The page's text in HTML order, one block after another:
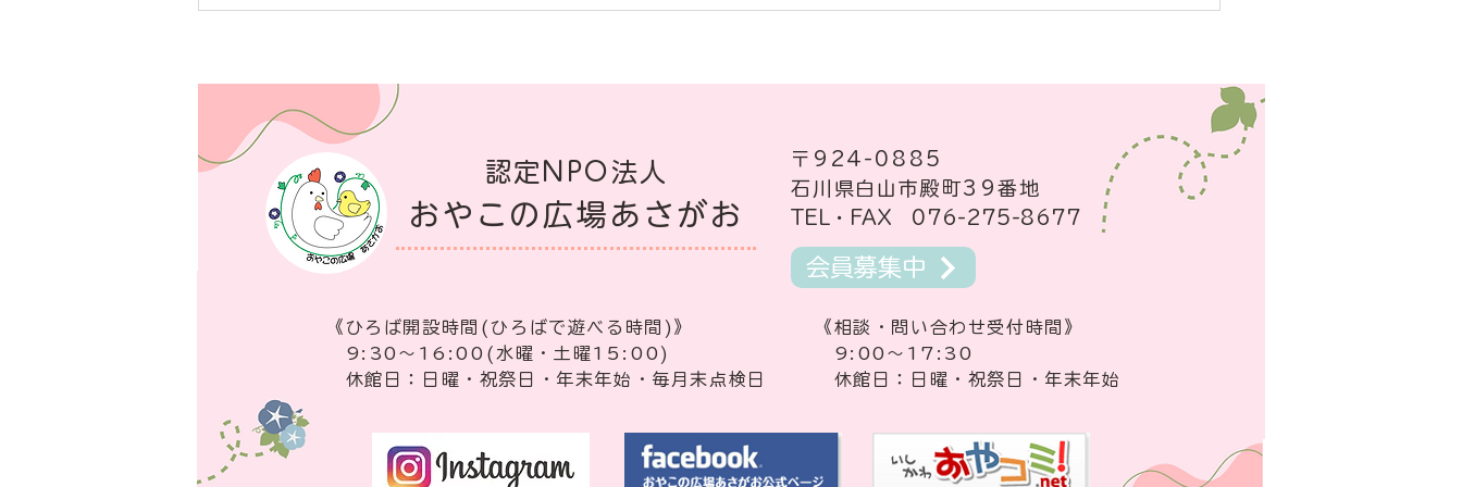
いいたします。 ＜平日＞ ◎利用
認定NPO法人
おやこの広場あさがお
《​相談・問い合わせ受付時間》
9:00～17:30
​ 休館日：日曜・祝祭日・年末年始
〒924-0885
​石川県白山市殿町39番地
TEL・FAX 076-275-8677
会員募集中
​《ひろば開設時間(ひろばで遊べる時間)》
9:30～16:00(水曜・土曜15:00)
​ 休館日：日曜・祝祭日・年末年始・毎月末点検日